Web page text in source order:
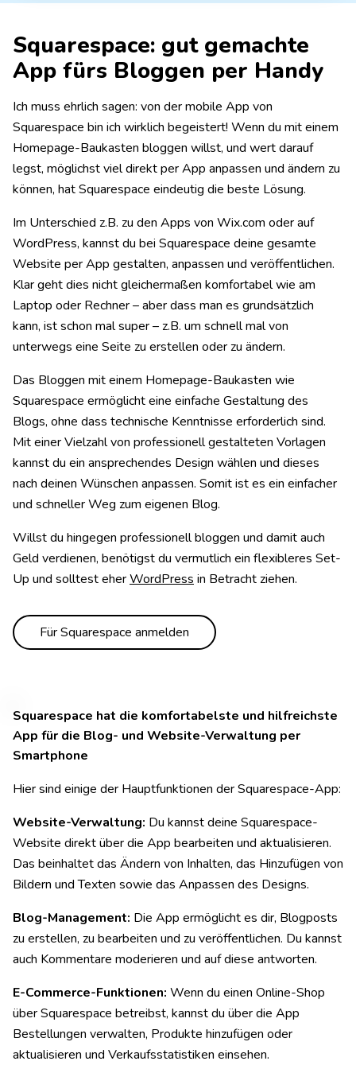
Dauerhaft kostenlos
Maximal 5 Produkte
Keine eigene Domain
Werbefrei
Mit eigner Domain
Squarespace: gut gemachte
App fürs Bloggen per Handy
Ich muss ehrlich sagen: von der mobile App von
Squarespace bin ich wirklich begeistert! Wenn du mit einem
Homepage-Baukasten bloggen willst, und wert darauf
legst, möglichst viel direkt per App anpassen und ändern zu
können, hat Squarespace eindeutig die beste Lösung.
Im Unterschied z.B. zu den Apps von Wix.com oder auf
WordPress, kannst du bei Squarespace deine gesamte
Website per App gestalten, anpassen und veröffentlichen.
Klar geht dies nicht gleichermaßen komfortabel wie am
Laptop oder Rechner – aber dass man es grundsätzlich
kann, ist schon mal super – z.B. um schnell mal von
unterwegs eine Seite zu erstellen oder zu ändern.
Das Bloggen mit einem Homepage-Baukasten wie
Squarespace ermöglicht eine einfache Gestaltung des
Blogs, ohne dass technische Kenntnisse erforderlich sind.
Mit einer Vielzahl von professionell gestalteten Vorlagen
kannst du ein ansprechendes Design wählen und dieses
nach deinen Wünschen anpassen. Somit ist es ein einfacher
und schneller Weg zum eigenen Blog.
Willst du hingegen professionell bloggen und damit auch
Geld verdienen, benötigst du vermutlich ein flexibleres Set-
Up und solltest eherWordPress in Betracht ziehen.
Für Squarespace anmelden
Squarespace hat die komfortabelste und hilfreichste
App für die Blog- und Website-Verwaltung per
Smartphone
Hier sind einige der Hauptfunktionen der Squarespace-App:
Website-Verwaltung: Du kannst deine Squarespace-
Website direkt über die App bearbeiten und aktualisieren.
Das beinhaltet das Ändern von Inhalten, das Hinzufügen von
Bildern und Texten sowie das Anpassen des Designs.
Blog-Management: Die App ermöglicht es dir, Blogposts
zu erstellen, zu bearbeiten und zu veröffentlichen. Du kannst
auch Kommentare moderieren und auf diese antworten.
E-Commerce-Funktionen: Wenn du einen Online-Shop
über Squarespace betreibst, kannst du über die App
Bestellungen verwalten, Produkte hinzufügen oder
aktualisieren und Verkaufsstatistiken einsehen.